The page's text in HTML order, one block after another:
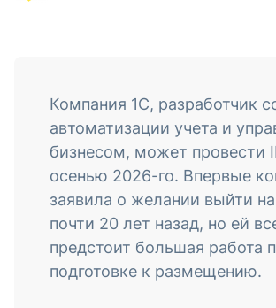
Компания 1С, разработчик
автоматизации учета и
бизнесом, может провести
осенью 2026-го. Впервые
заявила о желании выйти
почти 20 лет назад, но ей
предстоит большая работа
подготовке к размещению.